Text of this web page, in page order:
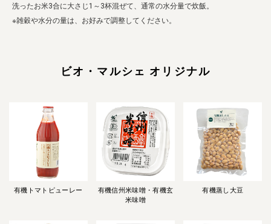
洗ったお米3合に大さじ1～3杯混ぜて、通常の水分量で炊飯。
※雑穀や水分の量は、お好みで調整してください。
ビオ・マルシェ オリジナル
有機トマトピューレー
有機信州米味噌・有機玄
米味噌
有機蒸し大豆